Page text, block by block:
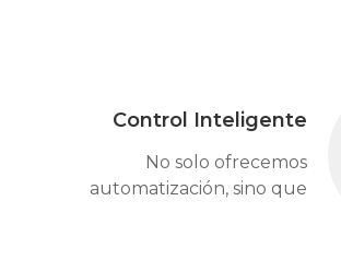
Control Inteligente
No solo ofrecemos
automatización, sino que